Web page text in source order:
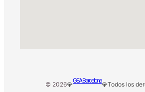
© 2026💎
GEA Barcelona
💎Todos los